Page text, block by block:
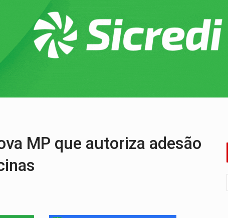
a drones durante exercício antiaéreo
Oeste, CINEMAZÔNIA leva cinema amazônico a estudantes
(8) de calor intenso e tempo firme
espera, asfalto chega ao bairro Nova Esperança
programação do Festival de Dança de Joinville
MP que autoriza adesão